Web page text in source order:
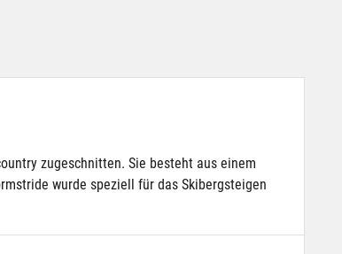
zugeschnitten. Sie besteht aus einem
wurde speziell für das Skibergsteigen